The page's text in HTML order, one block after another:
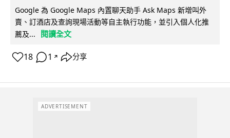
Google 為 Google Maps 內置聊天助手 Ask Maps 新增叫外
賣、訂酒店及查詢現場活動等自主執行功能，並引入個人化推
薦及...
閱讀全文
18 1 ↗ 分享
ADVERTISEMENT